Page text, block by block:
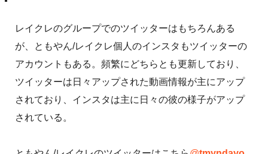
レイクレのグループでのツイッターはもちろんある
が、ともやん/レイクレ個人のインスタもツイッターの
アカウントもある。頻繁にどちらとも更新しており、
ツイッターは日々アップされた動画情報が主にアップ
されており、インスタは主に日々の彼の様子がアップ
されている。